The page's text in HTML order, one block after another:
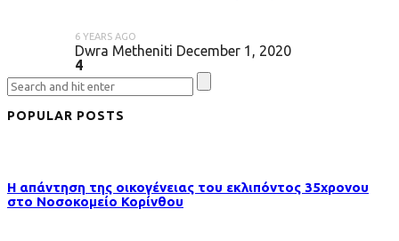
6 YEARS AGO
Dwra Metheniti December 1, 2020
4
POPULAR POSTS
Η απάντηση της οικογένειας του εκλιπόντος 35χρονου
στo Νοσοκομείο Κορίνθου